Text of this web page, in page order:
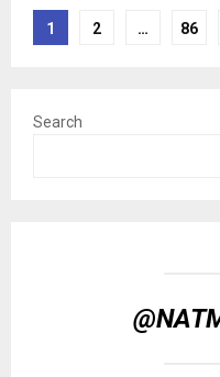
Posts
1 2 … 86
Search